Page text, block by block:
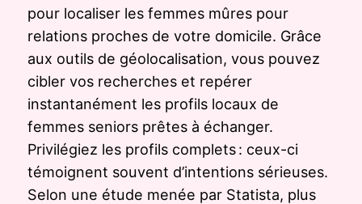
pour localiser les femmes mûres pour
relations proches de votre domicile. Grâce
aux outils de géolocalisation, vous pouvez
cibler vos recherches et repérer
instantanément les profils locaux de
femmes seniors prêtes à échanger.
Privilégiez les profils complets : ceux-ci
témoignent souvent d’intentions sérieuses.
Selon une étude menée par Statista, plus